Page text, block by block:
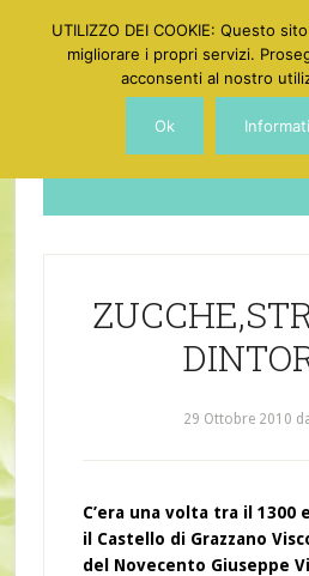
29 Ottobre 2010
C’era una volta tra il 1300
il Castello di Grazzano
del Novecento Giuseppe
UTILIZZO DEI COOKIE: Questo
migliorare i propri servizi.
acconsenti al nostro
Ok